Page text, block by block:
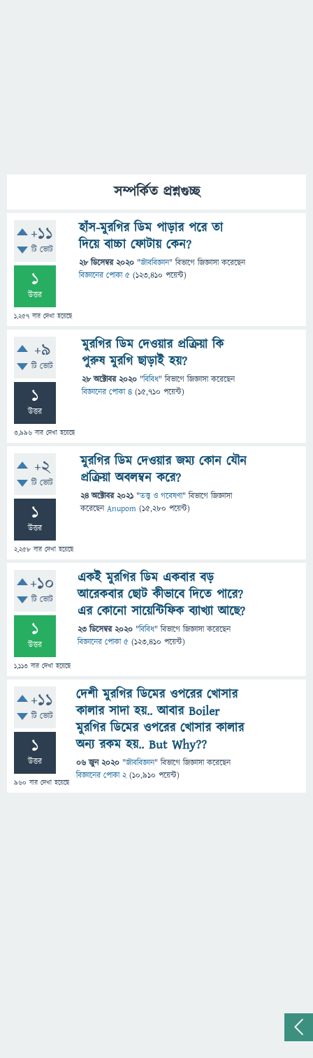
সম্পর্কিত প্রশ্নগুচ্ছ
+11
টি ভোট
1
উত্তর
1,257 বার দেখা হয়েছে
হাঁস-মুরগির ডিম পাড়ার পরে তা
দিয়ে বাচ্চা ফোটায় কেন?
28 ডিসেম্বর 2020 "জীববিজ্ঞান" বিভাগে জিজ্ঞাসাকরেছেন
বিজ্ঞানের পোকা ৫ (123,410 পয়েন্ট)
+9
টি ভোট
1
উত্তর
3,996 বার দেখা হয়েছে
মুরগির ডিম দেওয়ার প্রক্রিয়া কি
পুরুষ মুরগি ছাড়াই হয়?
28 অক্টোবর 2020 "বিবিধ" বিভাগে জিজ্ঞাসাকরেছেন
বিজ্ঞানের পোকা ৪ (15,710 পয়েন্ট)
+2
টি ভোট
1
উত্তর
2,258 বার দেখা হয়েছে
মুরগির ডিম দেওয়ার জম্য কোন যৌন
প্রক্রিয়া অবলম্বন করে?
24 অক্টোবর 2021 "তত্ত্ব ও গবেষণা" বিভাগে জিজ্ঞাসা
করেছেনAnupom (15,280 পয়েন্ট)
+10
টি ভোট
1
উত্তর
1,113 বার দেখা হয়েছে
একই মুরগির ডিম একবার বড়
আরেকবার ছোট কীভাবে দিতে পারে?
এর কোনো সায়েন্টিফিক ব্যাখ্যা আছে?
23 ডিসেম্বর 2020 "বিবিধ" বিভাগে জিজ্ঞাসাকরেছেন
বিজ্ঞানের পোকা ৫ (123,410 পয়েন্ট)
+11
টি ভোট
1
উত্তর
960 বার দেখা হয়েছে
দেশী মুরগির ডিমের ওপরের খোসার
কালার সাদা হয়.. আবার Boiler
মুরগির ডিমের ওপরের খোসার কালার
অন্য রকম হয়.. But Why??
06 জুন 2020 "জীববিজ্ঞান" বিভাগে জিজ্ঞাসাকরেছেন
বিজ্ঞানের পোকা 2 (10,910 পয়েন্ট)